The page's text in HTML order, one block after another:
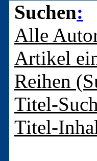
Suchen:
Alle
Artikel
Reihen
Titel-
Titel-